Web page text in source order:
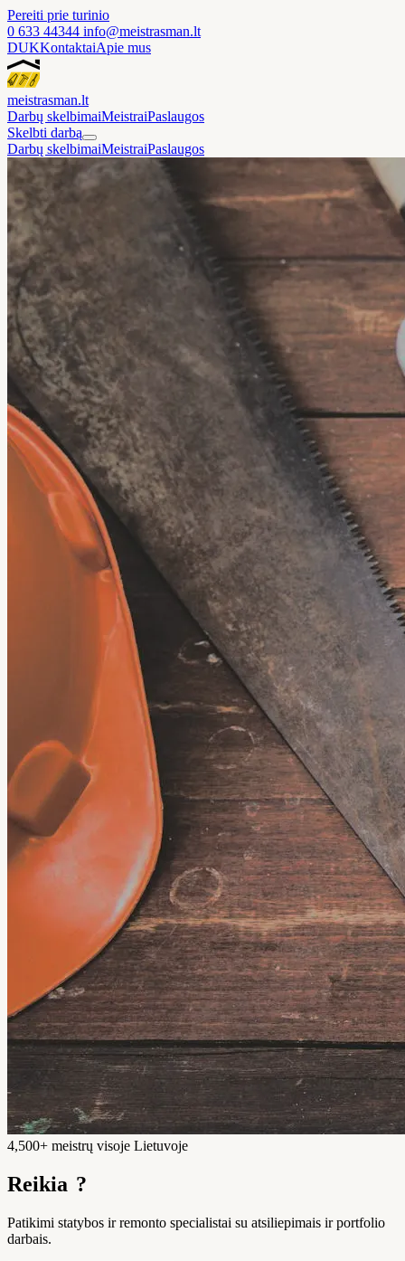
Pereiti prie turinio
0 633 44344 info@meistrasman.lt
DUKKontaktaiApie mus
meistrasman.lt
Darbų skelbimaiMeistraiPaslaugos
Skelbti darbą
Darbų skelbimaiMeistraiPaslaugos
4,500+ meistrų visoje Lietuvoje
Reikia ?
Patikimi statybos ir remonto specialistai su atsiliepimais ir portfolio
darbais.